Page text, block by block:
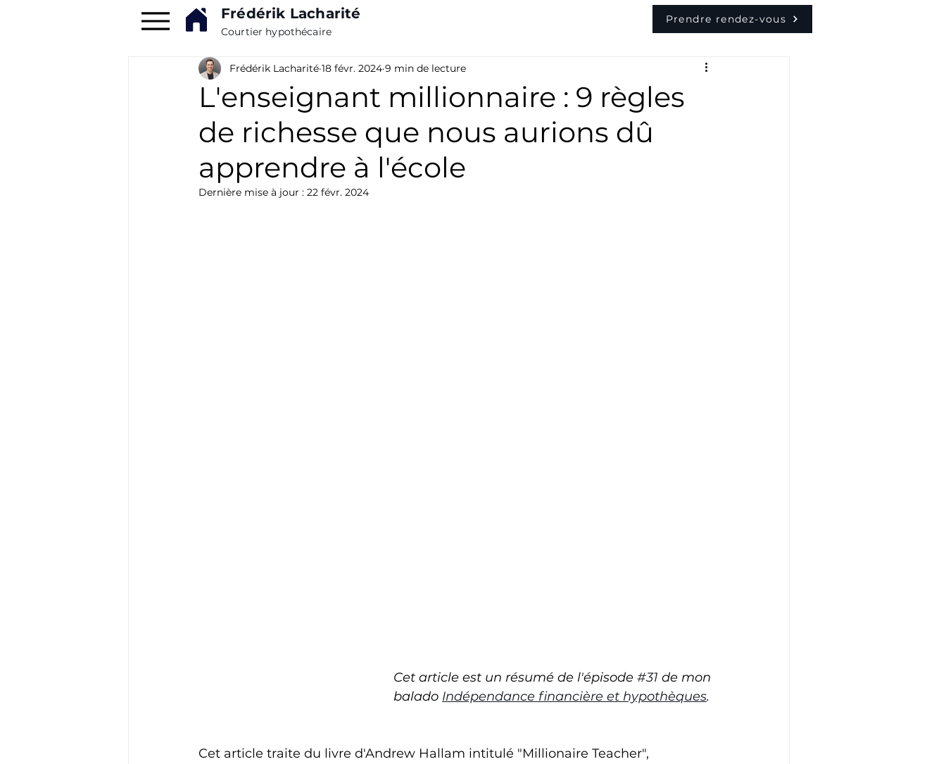
Frédérik Lacharité
Courtier hypothécaire
Prendre rendez-vous
L'enseignant millionnaire : 9 règles
de richesse que nous aurions dû
apprendre à l'école
Frédérik Lacharité 18 févr. 2024 9 min de lecture
Dernière mise à jour : 22 févr. 2024
Cet article est un résumé de l'épisode #31 de mon
balado Indépendance financière et hypothèques.
Cet article traite du livre d'Andrew Hallam intitulé "Millionaire Teacher",